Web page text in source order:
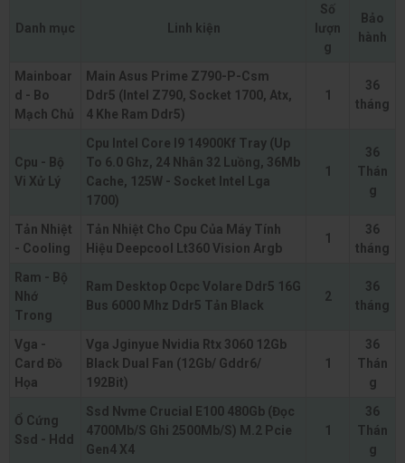
Danh mục Linh kiện
Số
lượn
g
Bảo
hành
Mainboar
d - Bo
Mạch Chủ
Main Asus Prime Z790-P-Csm
Ddr5 (Intel Z790, Socket 1700, Atx,
4 Khe Ram Ddr5)
1
36
tháng
Cpu - Bộ
Vi Xử Lý
Cpu Intel Core I9 14900Kf Tray (Up
To 6.0 Ghz, 24 Nhân 32 Luồng, 36Mb
Cache, 125W - Socket Intel Lga
1700)
1
36
Thán
g
Tản Nhiệt
- Cooling
Tản Nhiệt Cho Cpu Của Máy Tính
Hiệu Deepcool Lt360 Vision Argb
1
36
tháng
Ram - Bộ
Nhớ
Trong
Ram Desktop Ocpc Volare Ddr5 16G
Bus 6000 Mhz Ddr5 Tản Black
2
36
tháng
Vga -
Card Đồ
Họa
Vga Jginyue Nvidia Rtx 3060 12Gb
Black Dual Fan (12Gb/ Gddr6/
192Bit)
1
36
Thán
g
Ổ Cứng
Ssd - Hdd
Ssd Nvme Crucial E100 480Gb (Đọc
4700Mb/S Ghi 2500Mb/S) M.2 Pcie
Gen4 X4
1
36
Thán
g